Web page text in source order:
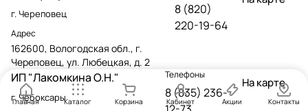
г. Череповец
Адрес
162600, Вологодская обл., г.
Череповец, ул. Любецкая, д. 2
8 (820)
220-19-64
ИП "Лакомкина О.Н."
г. Чебоксары
Телефоны
8 (835) 236-
На карте
Главная Каталог Корзина Кабинет Акции Контакты